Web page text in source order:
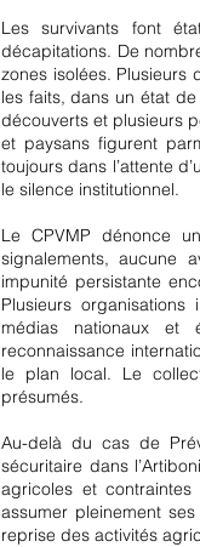
Les survivants font
décapitations. De
zones isolées. Plusieurs
les faits, dans un état
découverts et plusieurs
et paysans figurent
toujours dans l’attente
le silence institutionnel.
Le CPVMP dénonce
signalements, aucune
impunité persistante
Plusieurs
médias nationaux et
reconnaissance
le plan local. Le
présumés.
Au-delà du cas de
sécuritaire dans
agricoles et
assumer pleinement
reprise des activités